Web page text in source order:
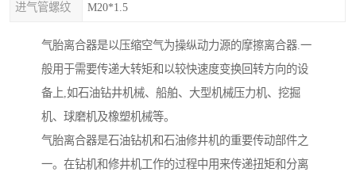
进气管螺纹 M20*1.5
气胎离合器是以压缩空气为操纵动力源的摩擦离合器.一
般用于需要传递大转矩和以较快速度变换回转方向的设
备上,如石油钻井机械、船舶、大型机械压力机、挖掘
机、球磨机及橡塑机械等。
气胎离合器是石油钻机和石油修井机的重要传动部件之
一。在钻机和修井机工作的过程中用来传递扭矩和分离